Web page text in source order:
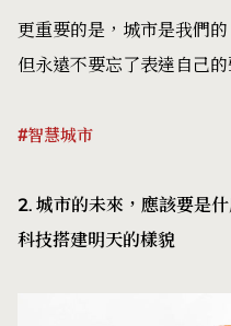
更重要的是，城市是我們
但永遠不要忘了表達自己的
#智慧城市
2. 城市的未來，應該要是
科技搭建明天的樣貌